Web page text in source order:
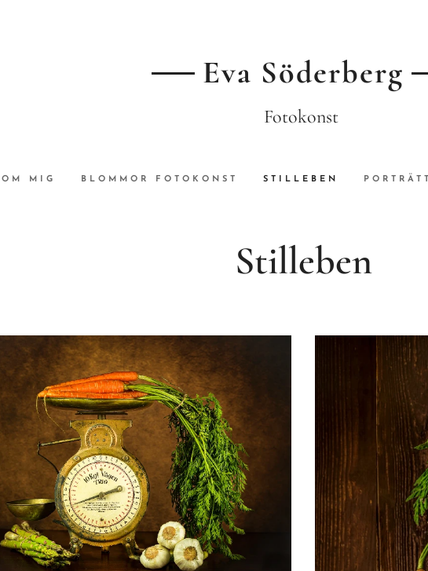
Eva Söderberg
Fotokonst
OM MIG BLOMMOR FOTOKONST STILLEBEN PORTRÄTT
Stilleben